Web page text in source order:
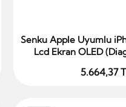
Sepete
Senku Apple Uyumlu
Lcd Ekran OLED
5.664,37